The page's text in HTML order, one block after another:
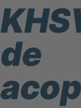
de